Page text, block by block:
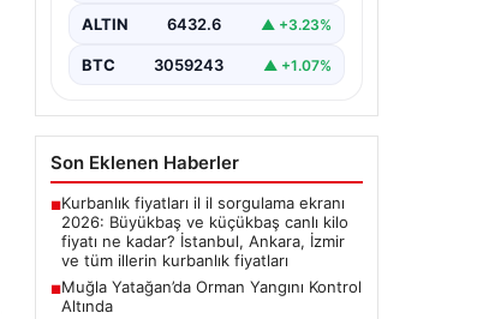
ALTIN 6432.6 ▲ +3.23%
BTC 3059243 ▲ +1.07%
Son Eklenen Haberler
■Kurbanlık fiyatları il il sorgulama ekranı
2026: Büyükbaş ve küçükbaş canlı kilo
fiyatı ne kadar? İstanbul, Ankara, İzmir
ve tüm illerin kurbanlık fiyatları
■Muğla Yatağan’da Orman Yangını Kontrol
Altında